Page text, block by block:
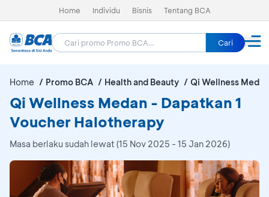
Home Individu Bisnis Tentang BCA
Cari
Home Promo BCA Health and Beauty Qi Wellness Medan
Qi Wellness Medan - Dapatkan 1
Voucher Halotherapy
Masa berlaku sudah lewat (15 Nov 2025 - 15 Jan 2026)